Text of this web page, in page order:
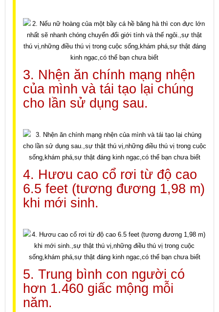
3. Nhện ăn chính mạng nhện
của mình và tái tạo lại chúng
cho lần sử dụng sau.
4. Hươu cao cổ rơi từ độ cao
6.5 feet (tương đương 1,98 m)
khi mới sinh.
5. Trung bình con người có
hơn 1.460 giấc mộng mỗi
năm.